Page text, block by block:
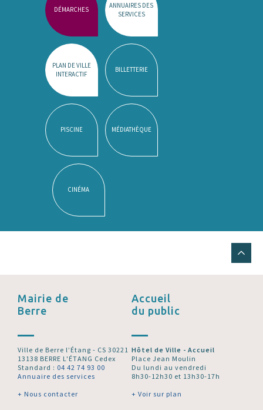
DÉMARCHES
ANNUAIRES DES
SERVICES
PLAN DE VILLE
INTERACTIF
BILLETTERIE
PISCINE MÉDIATHÈQUE
CINÉMA
Mairie de
Berre
Ville de Berre l’Étang - CS 30221
13138 BERRE L'ÉTANG Cedex
Standard : 04 42 74 93 00
Annuaire des services
+ Nous contacter
Accueil
du public
Hôtel de Ville - Accueil
Place Jean Moulin
Du lundi au vendredi
8h30-12h30 et 13h30-17h
+ Voir sur plan